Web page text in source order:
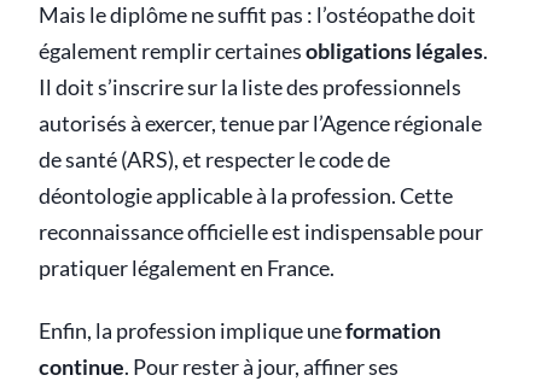
Mais le diplôme ne suffit pas : l’ostéopathe doit
également remplir certainesobligations légales.
Il doit s’inscrire sur la liste des professionnels
autorisés à exercer, tenue par l’Agence régionale
de santé (ARS), et respecter le code de
déontologie applicable à la profession. Cette
reconnaissance officielle est indispensable pour
pratiquer légalement en France.
Enfin, la profession implique uneformation
continue. Pour rester à jour, affiner ses